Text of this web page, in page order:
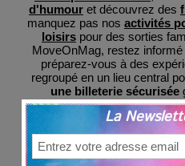
d'humour et découvrez des
manquez pas nos activités
loisirs pour des sorties
MoveOnMag, restez
préparez-vous à des
regroupé en un lieu central
une billeterie sécurisée
La